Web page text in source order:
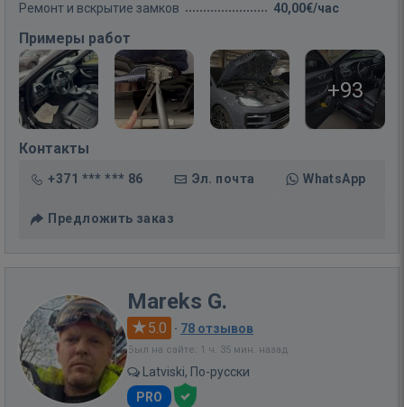
Ремонт и вскрытие замков 40,00€/час
Примеры работ
+93
Контакты
+371 *** *** 86 Эл. почта WhatsApp
Предложить заказ
Mareks G.
5.0 · 78 отзывов
Был на сайте: 1 ч. 35 мин. назад
Latviski, По-русски
PRO